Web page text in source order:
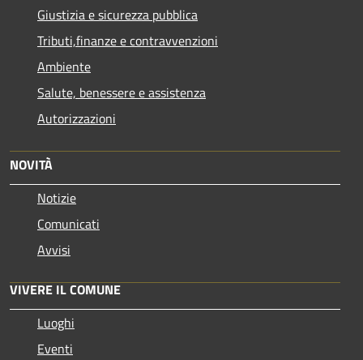
Giustizia e sicurezza pubblica
Tributi,finanze e contravvenzioni
Ambiente
Salute, benessere e assistenza
Autorizzazioni
NOVITÀ
Notizie
Comunicati
Avvisi
VIVERE IL COMUNE
Luoghi
Eventi